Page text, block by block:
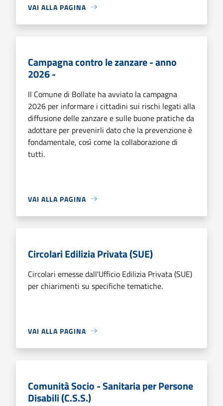
VAI ALLA PAGINA
Campagna contro le zanzare - anno
2026 -
Il Comune di Bollate ha avviato la campagna
2026 per informare i cittadini sui rischi legati alla
diffusione delle zanzare e sulle buone pratiche da
adottare per prevenirli dato che la prevenzione è
fondamentale, così come la collaborazione di
tutti.
VAI ALLA PAGINA
Circolari Edilizia Privata (SUE)
Circolari emesse dall'Ufficio Edilizia Privata (SUE)
per chiarimenti su specifiche tematiche.
VAI ALLA PAGINA
Comunità Socio - Sanitaria per Persone
Disabili (C.S.S.)